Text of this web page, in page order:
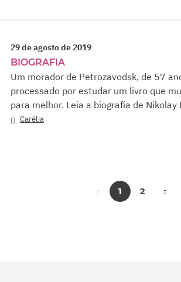
29 de agosto de 2019
BIOGRAFIA
Um morador de Petrozavodsk, de 57
processado por estudar um livro que
para melhor. Leia a biografia de Nikolay
Carélia
1 2